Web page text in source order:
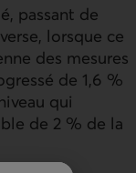
passant de
lorsque ce
des mesures
de 1,6 %
qui
de 2 % de la